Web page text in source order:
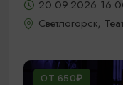
20.09.2026
Светлогорск,
ОТ 650₽